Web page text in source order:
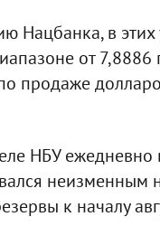
Нацбанка, в
от 7,8886
продаже
НБУ
неизменным
к началу